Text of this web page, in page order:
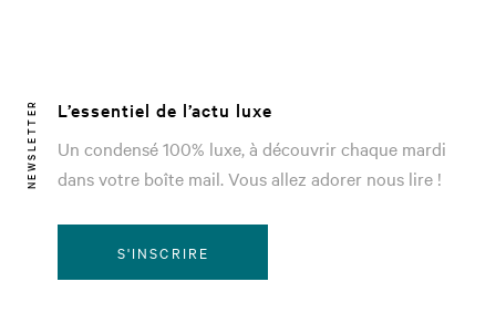
NEWSLETTER
L’essentiel de l’actu luxe
Un condensé 100% luxe, à découvrir chaque mardi
dans votre boîte mail. Vous allez adorer nous lire !
S'INSCRIRE